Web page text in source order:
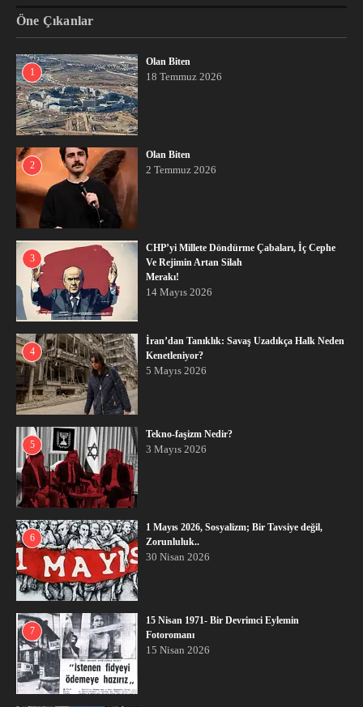
Öne Çıkanlar
1
Olan Biten
18 Temmuz 2026
2
Olan Biten
2 Temmuz 2026
3
CHP’yi Millete Döndürme Çabaları, İç Cephe
Ve Rejimin Artan Silah
Merakı!
14 Mayıs 2026
4
İran’dan Tanıklık: Savaş Uzadıkça Halk Neden
Kenetleniyor?
5 Mayıs 2026
5
Tekno-faşizm Nedir?
3 Mayıs 2026
6
1 Mayıs 2026, Sosyalizm; Bir Tavsiye değil,
Zorunluluk..
30 Nisan 2026
7
15 Nisan 1971- Bir Devrimci Eylemin
Fotoromanı
15 Nisan 2026